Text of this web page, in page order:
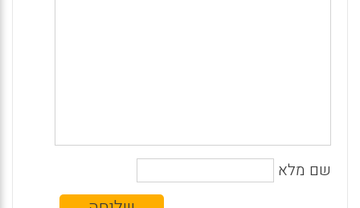
שם מלא